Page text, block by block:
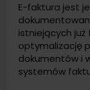
E-faktura jest
istniejących już
optymalizację
dokumentów i
systemów